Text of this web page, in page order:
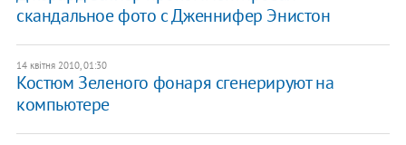
скандальное фото с Дженнифер Энистон
14 квітня 2010, 01:30
Костюм Зеленого фонаря сгенерируют на
компьютере